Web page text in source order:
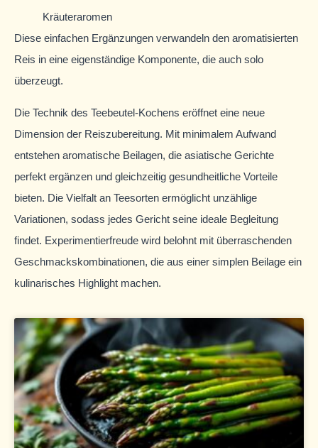
Kräuteraromen
Diese einfachen Ergänzungen verwandeln den aromatisierten
Reis in eine eigenständige Komponente, die auch solo
überzeugt.
Die Technik des Teebeutel-Kochens eröffnet eine neue
Dimension der Reiszubereitung. Mit minimalem Aufwand
entstehen aromatische Beilagen, die asiatische Gerichte
perfekt ergänzen und gleichzeitig gesundheitliche Vorteile
bieten. Die Vielfalt an Teesorten ermöglicht unzählige
Variationen, sodass jedes Gericht seine ideale Begleitung
findet. Experimentierfreude wird belohnt mit überraschenden
Geschmackskombinationen, die aus einer simplen Beilage ein
kulinarisches Highlight machen.